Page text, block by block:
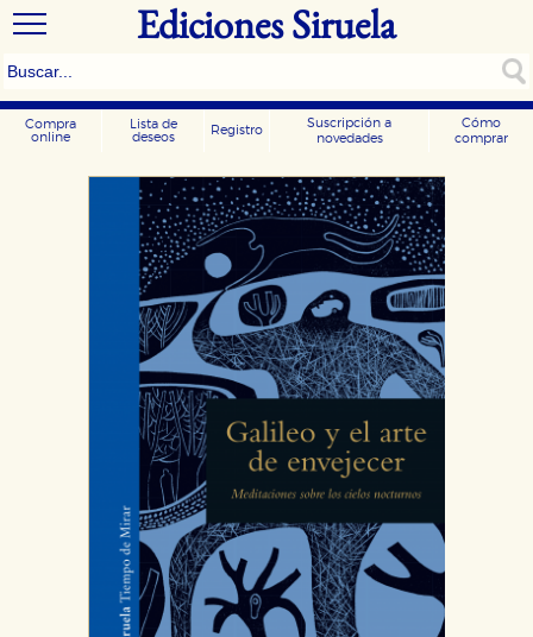
Ediciones Siruela
Compra
online
Lista de
deseos
Registro
Suscripción a
novedades
Cómo
comprar